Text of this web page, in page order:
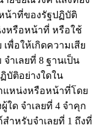
น้าที่ของรัฐปฏิบัติ
หรือหน้าที่ หรือใช้
พื่อให้เกิดความเสีย
ำเลยที่ 8 ฐานเป็น
บัติอย่างใดใน
แหน่งหรือหน้าที่โดย
ใด จำเลยที่ 4 จำคุก
ำหรับจำเลยที่ 1 ถึงที่